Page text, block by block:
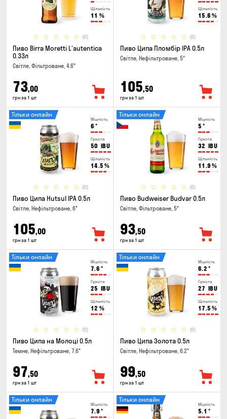
Щільність
11 %
(0)
Пиво Birra Moretti L'autentica
0.33л
Світле, Фільтроване, 4.6°
73,00
грн за 1 шт
Щільність
15.6 %
(0)
Пиво Ципа Пломбір IPA 0.5л
Світле, Нефільтроване, 5°
105,50
грн за 1 шт
Міцність
6 °
Гіркота
50 IBU
Щільність
14.5 %
(0)
Тільки онлайн
Пиво Ципа Hutsul IPA 0.5л
Світле, Нефільтроване, 6°
105,00
грн за 1 шт
Міцність
5 °
Гіркота
32 IBU
Щільність
11.9 %
(0)
Тільки онлайн
Пиво Budweiser Budvar 0.5л
Світле, Фільтроване, 5°
93,50
грн за 1 шт
Міцність
7.6 °
Гіркота
25 IBU
Щільність
12 %
(0)
Тільки онлайн
Пиво Ципа на Молоці 0.5л
Темне, Нефільтроване, 7.6°
97,50
грн за 1 шт
Міцність
6.2 °
Гіркота
27 IBU
Щільність
17.5 %
(0)
Тільки онлайн
Пиво Ципа Золота 0.5л
Світле, Нефільтроване, 6.2°
99,50
грн за 1 шт
Міцність
7.9 °
Тільки онлайн
Міцність
5.1 °
Тільки онлайн